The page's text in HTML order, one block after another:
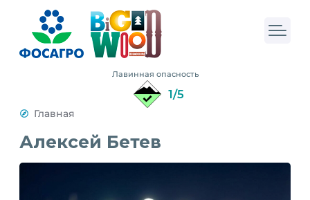
Лавинная опасность
1/5
Алексей Бетев
Главная